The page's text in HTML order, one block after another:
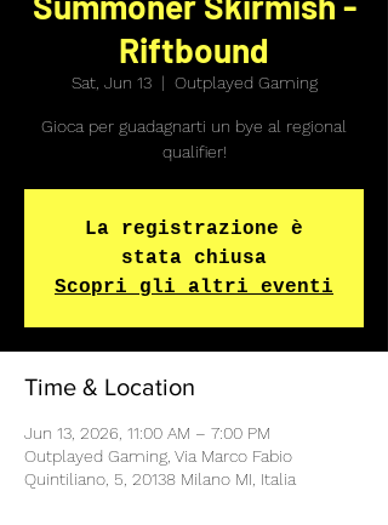
Riftbound
Sat, Jun 13
  |
Outplayed Gaming
Gioca per guadagnarti un bye al regional
qualifier!
La registrazione è
stata chiusa
Scopri gli altri eventi
Time & Location
Jun 13, 2026, 11:00 AM – 7:00 PM
Outplayed Gaming, Via Marco Fabio
Quintiliano, 5, 20138 Milano MI, Italia